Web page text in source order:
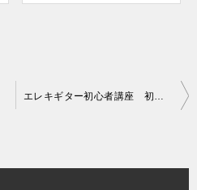
エレキギター初心者講座 初心者必見！ギターの弦選びのポイント